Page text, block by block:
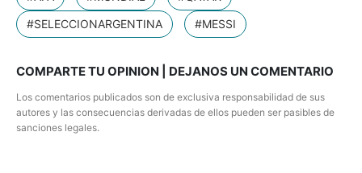
#SELECCIONARGENTINA
#MESSI
COMPARTE TU OPINION | DEJANOS UN COMENTARIO
Los comentarios publicados son de exclusiva responsabilidad de sus
autores y las consecuencias derivadas de ellos pueden ser pasibles de
sanciones legales.